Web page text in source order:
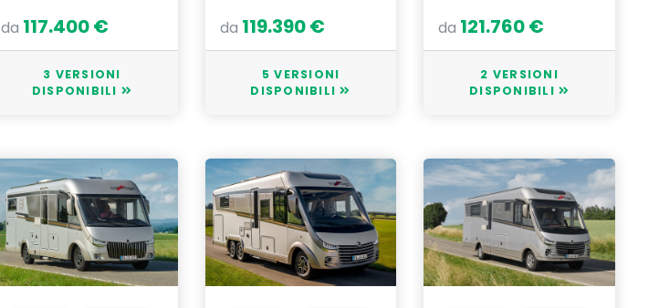
da 117.400 €
3 VERSIONI
DISPONIBILI
da 119.390 €
5 VERSIONI
DISPONIBILI
da 121.760 €
2 VERSIONI
DISPONIBILI